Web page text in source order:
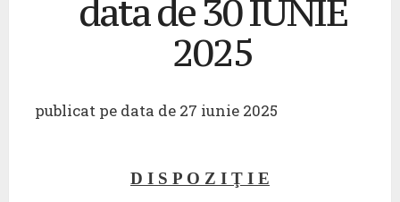
data de 30 IUNIE
2025
publicat pe data de 27 iunie 2025
D I S P O Z I Ţ I E